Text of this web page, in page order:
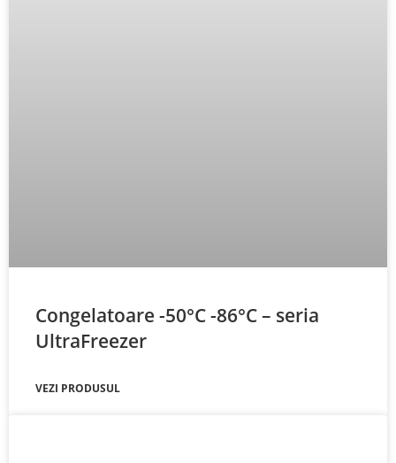
Congelatoare -50°C -86°C – seria
UltraFreezer
VEZI PRODUSUL